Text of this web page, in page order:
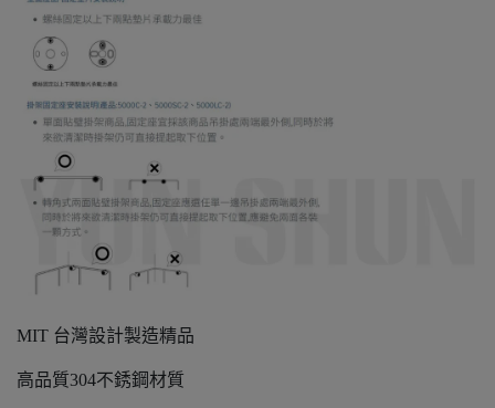
MIT 台灣設計製造精品
高品質304不銹鋼材質